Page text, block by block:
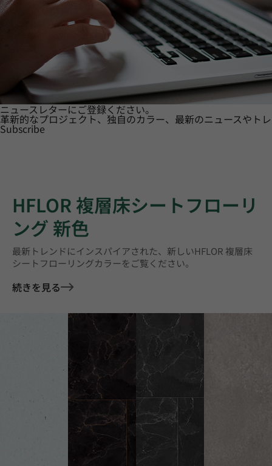
ニュースレターにご登録ください。
革新的なプロジェクト、独自のカラー、最新のニュースやト
Subscribe
HFLOR 複層床シートフローリ
ング 新色
最新トレンドにインスパイアされた、新しいHFLOR 複層床
シートフローリングカラーをご覧ください。
続きを見る